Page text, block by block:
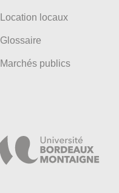
Location locaux
Glossaire
Marchés publics